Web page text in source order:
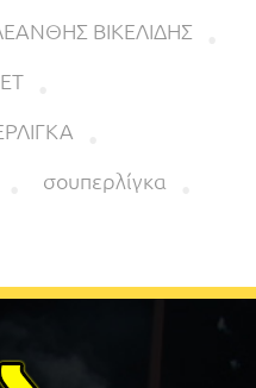
ΒΙΚΕΛΙΔΗΣ
σουπερλίγκα